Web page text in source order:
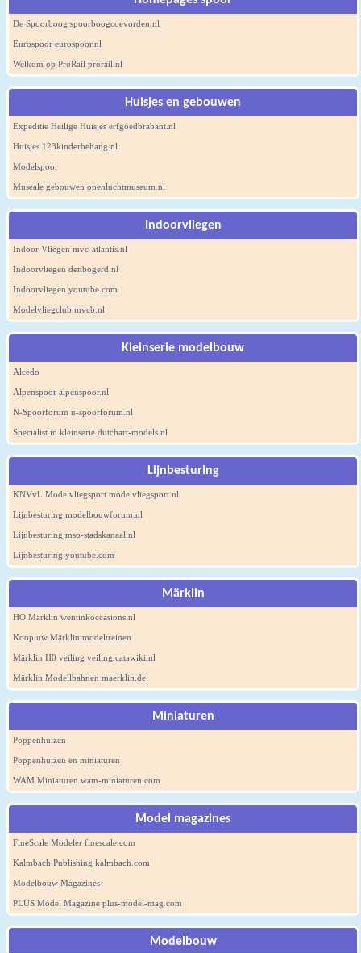
De Spoorboog spoorboogcoevorden.nl
Eurospoor eurospoor.nl
Welkom op ProRail prorail.nl
Huisjes en gebouwen
Expeditie Heilige Huisjes erfgoedbrabant.nl
Huisjes 123kinderbehang.nl
Modelspoor
Museale gebouwen openluchtmuseum.nl
Indoorvliegen
Indoor Vliegen mvc-atlantis.nl
Indoorvliegen denbogerd.nl
Indoorvliegen youtube.com
Modelvliegclub mvcb.nl
Kleinserie modelbouw
Alcedo
Alpenspoor alpenspoor.nl
N-Spoorforum n-spoorforum.nl
Specialist in kleinserie dutchart-models.nl
Lijnbesturing
KNVvL Modelvliegsport modelvliegsport.nl
Lijnbesturing modelbouwforum.nl
Lijnbesturing mso-stadskanaal.nl
Lijnbesturing youtube.com
Märklin
HO Märklin wentinkoccasions.nl
Koop uw Märklin modeltreinen
Märklin H0 veiling veiling.catawiki.nl
Märklin Modellbahnen maerklin.de
Miniaturen
Poppenhuizen
Poppenhuizen en miniaturen
WAM Miniaturen wam-miniaturen.com
Model magazines
FineScale Modeler finescale.com
Kalmbach Publishing kalmbach.com
Modelbouw Magazines
PLUS Model Magazine plus-model-mag.com
Modelbouw